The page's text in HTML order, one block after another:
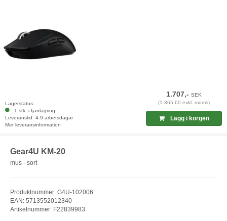
Lagerstatus:
1 stk. i fjärrlagring
Leveranstid: 4-9 arbetsdagar
Mer leveransinformation
1.707,-SEK
(1.365,60 exkl. moms)
Lägg i korgen
Gear4U KM-20
mus - sort
Produktnummer: G4U-102006
EAN: 5713552012340
Artikelnummer: F22839983